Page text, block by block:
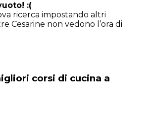
:(
ricerca impostando altri
Cesarine non vedono l’ora di
corsi di cucina a